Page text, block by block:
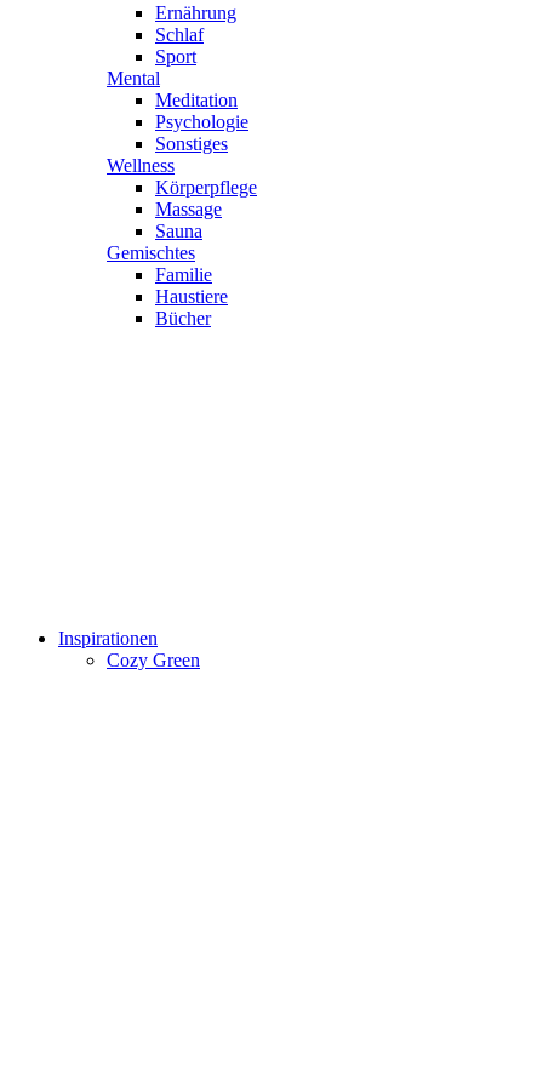
Ernährung
Schlaf
Sport
Mental
Meditation
Psychologie
Sonstiges
Wellness
Körperpflege
Massage
Sauna
Gemischtes
Familie
Haustiere
Bücher
Inspirationen
Cozy Green